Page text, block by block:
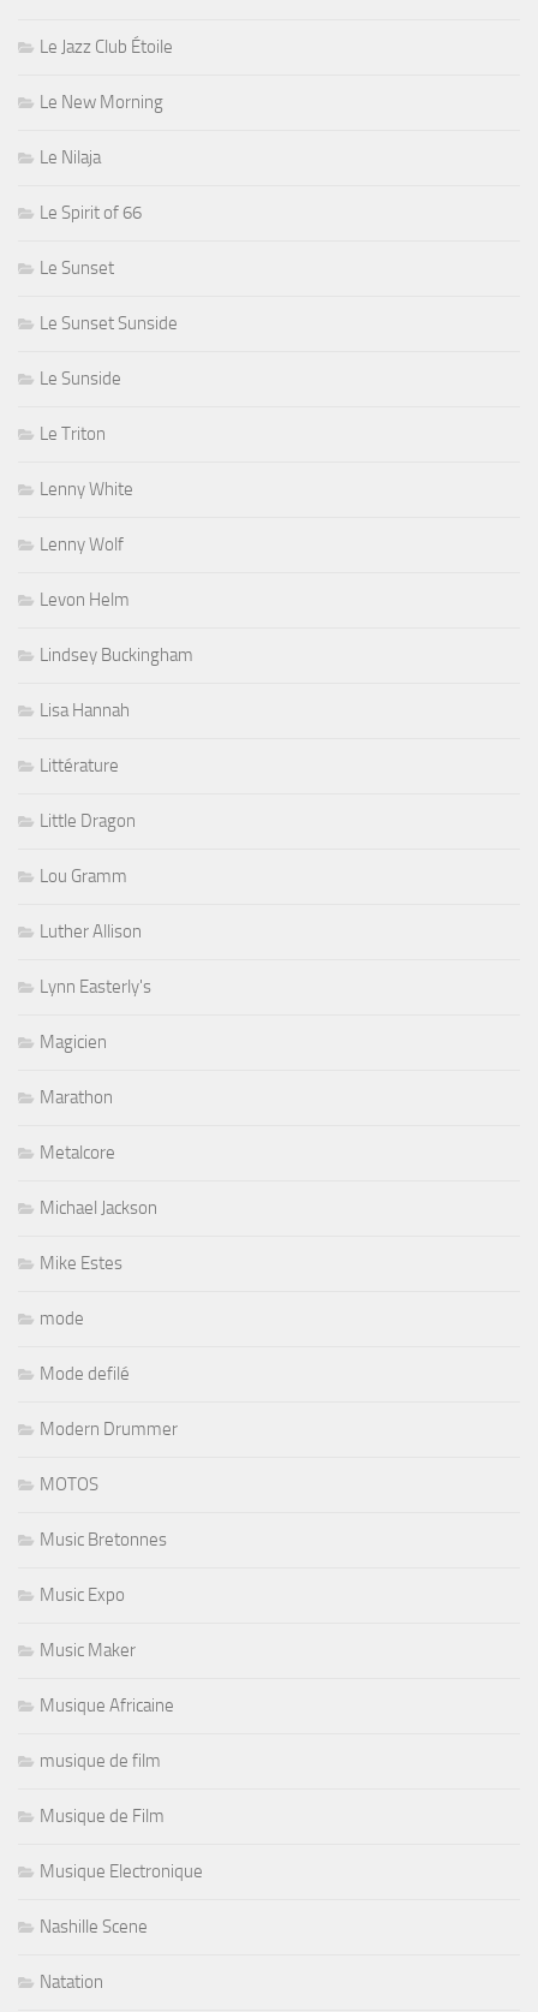
Le Jazz Club Étoile
Le New Morning
Le Nilaja
Le Spirit of 66
Le Sunset
Le Sunset Sunside
Le Sunside
Le Triton
Lenny White
Lenny Wolf
Levon Helm
Lindsey Buckingham
Lisa Hannah
Littérature
Little Dragon
Lou Gramm
Luther Allison
Lynn Easterly's
Magicien
Marathon
Metalcore
Michael Jackson
Mike Estes
mode
Mode defilé
Modern Drummer
MOTOS
Music Bretonnes
Music Expo
Music Maker
Musique Africaine
musique de film
Musique de Film
Musique Electronique
Nashille Scene
Natation